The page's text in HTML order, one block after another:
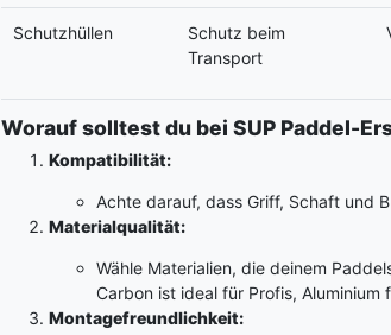
Schutzhüllen
Schutz beim
Transport
Worauf solltest du bei SUP Paddel-
Kompatibilität:
Achte darauf, dass Griff, Schaft und
Materialqualität:
Wähle Materialien, die deinem
Carbon ist ideal für Profis, Aluminium
Montagefreundlichkeit: